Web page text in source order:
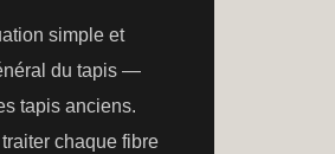
simple et
du tapis —
tapis anciens.
chaque fibre